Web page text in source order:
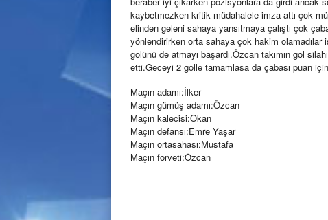
kaybetmezken kritik müdahalele imza attı çok
elinden geleni sahaya yansıtmaya çalıştı çok
yönlendirirken orta sahaya çok hakim
golünü de atmayı başardı.Özcan takımın gol
etti.Geceyi 2 golle tamamlasa da çabası puan
Maçın adamı:İlker
Maçın gümüş adamı:Özcan
Maçın kalecisi:Okan
Maçın defansı:Emre Yaşar
Maçın ortasahası:Mustafa
Maçın forveti:Özcan